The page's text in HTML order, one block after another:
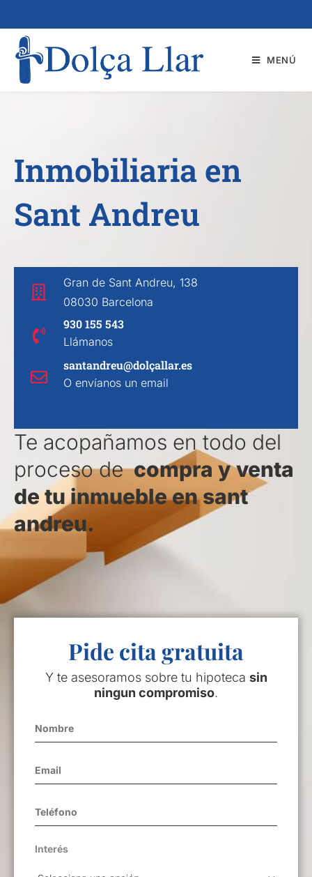
MENÚ
Inmobiliaria en
Sant Andreu
Gran de Sant Andreu, 138
08030 Barcelona
930 155 543
Llámanos
santandreu@dolçallar.es
O envíanos un email
Te acopañamos en todo del
proceso decompra y venta
de tu inmueble en sant
andreu.
Pide cita gratuita
Y te asesoramos sobre tu hipoteca sin
ningun compromiso.
Interés